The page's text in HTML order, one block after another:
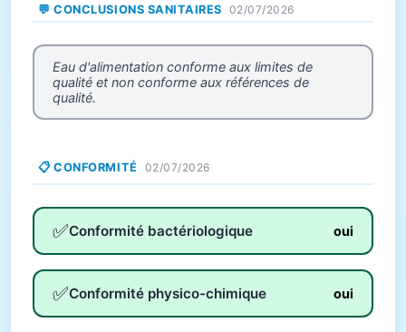
💬 CONCLUSIONS SANITAIRES 02/07/2026
Eau d'alimentation conforme aux limites de
qualité et non conforme aux références de
qualité.
📋 CONFORMITÉ 02/07/2026
✅Conformité bactériologique oui
✅Conformité physico-chimique oui